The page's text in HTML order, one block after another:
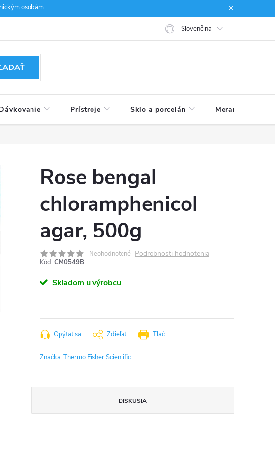
osobám.
Slovenčina
Dávkovanie Prístroje Sklo a porcelán Meranie veličín
Rose bengal
chloramphenicol
agar, 500g
Neohodnotené Podrobnosti hodnotenia
Kód: CM0549B
Skladom u výrobcu
Tlač
Opýtať sa Zdieľať
Značka:Thermo Fisher Scientific
DISKUSIA